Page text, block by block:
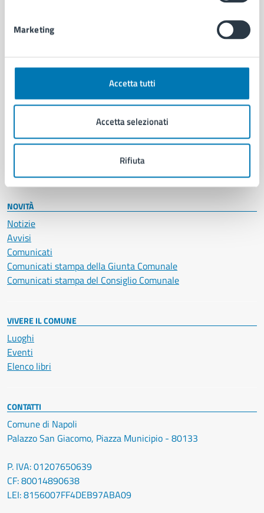
Marketing
Accetta tutti
Accetta selezionati
Rifiuta
Ambiente
Anagrafe e stato civile
Cultura e tempo libero
Educazione e formazione
Giustizia e sicurezza pubblica
Salute, benessere e assistenza
NOVITÀ
Notizie
Avvisi
Comunicati
Comunicati stampa della Giunta Comunale
Comunicati stampa del Consiglio Comunale
VIVERE IL COMUNE
Luoghi
Eventi
Elenco libri
CONTATTI
Comune di Napoli
Palazzo San Giacomo, Piazza Municipio - 80133
P. IVA: 01207650639
CF: 80014890638
LEI: 8156007FF4DEB97ABA09